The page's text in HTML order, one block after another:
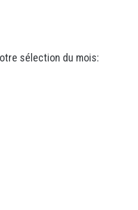
sélection du mois: